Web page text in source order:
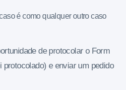
é como qualquer outro caso
de protocolar o Form
protocolado) e enviar um pedido